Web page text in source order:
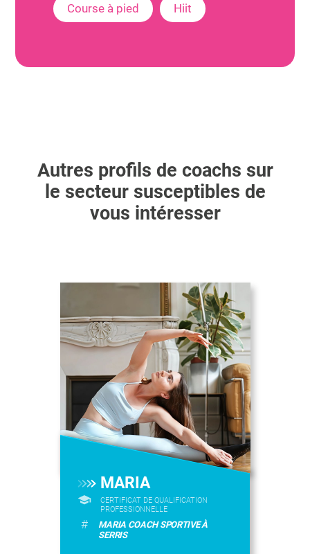
Course à pied Hiit
Autres profils de coachs sur
le secteur susceptibles de
vous intéresser
MARIA
CERTIFICAT DE QUALIFICATION
PROFESSIONNELLE
#
MARIA COACH SPORTIVE À
SERRIS